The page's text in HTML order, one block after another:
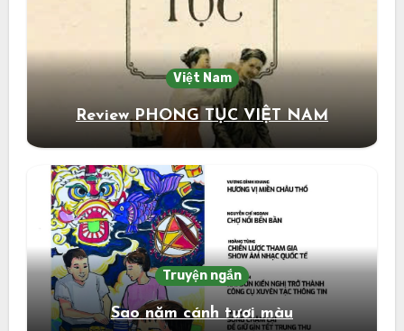
Việt Nam
Review PHONG TỤC VIỆT NAM
Truyện ngắn
Sao năm cánh tươi màu